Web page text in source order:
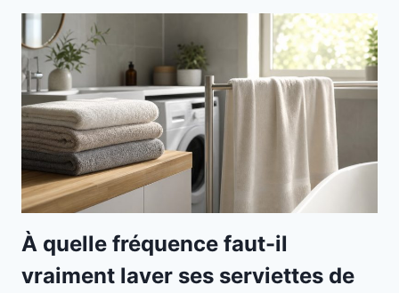
À quelle fréquence faut-il
vraiment laver ses serviettes de